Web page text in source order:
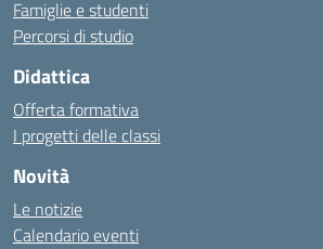
Famiglie e studenti
Percorsi di studio
Didattica
Offerta formativa
I progetti delle classi
Novità
Le notizie
Calendario eventi